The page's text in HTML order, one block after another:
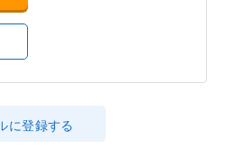
に登録する